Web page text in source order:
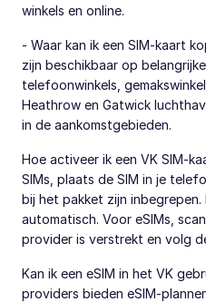
winkels en online.
- Waar kan ik een SIM-kaart
zijn beschikbaar op
telefoonwinkels,
Heathrow en Gatwick
in de aankomstgebieden.
Hoe activeer ik een VK SIM-
SIMs, plaats de SIM in je
bij het pakket zijn inbegrepen.
automatisch. Voor eSIMs,
provider is verstrekt en volg
Kan ik een eSIM in het VK
providers bieden eSIM-